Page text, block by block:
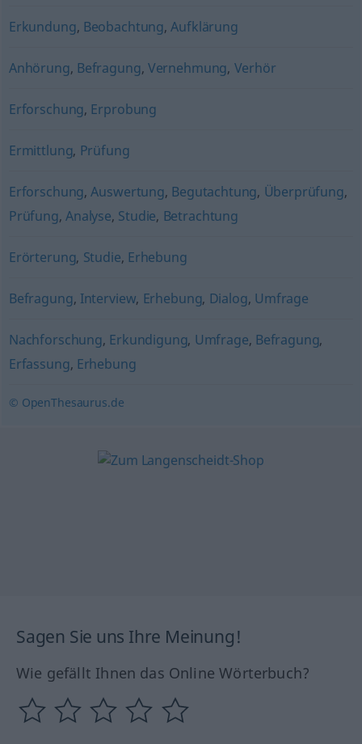
Erkundung, Beobachtung,Aufklärung
Anhörung, Befragung, Vernehmung, Verhör
Erforschung, Erprobung
Ermittlung, Prüfung
Erforschung,Auswertung, Begutachtung, Überprüfung,
Prüfung,Analyse, Studie, Betrachtung
Erörterung, Studie, Erhebung
Befragung, Interview, Erhebung, Dialog, Umfrage
Nachforschung, Erkundigung, Umfrage, Befragung,
Erfassung, Erhebung
© OpenThesaurus.de
Sagen Sie uns Ihre Meinung!
Wie gefällt Ihnen das Online Wörterbuch?